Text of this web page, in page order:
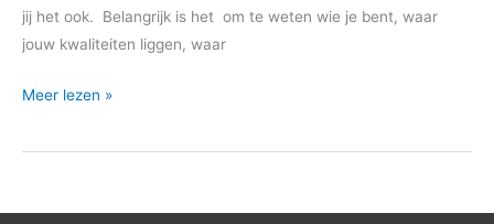
jij het ook. Belangrijk is het om te weten wie je bent, waar
jouw kwaliteiten liggen, waar
Meer lezen »